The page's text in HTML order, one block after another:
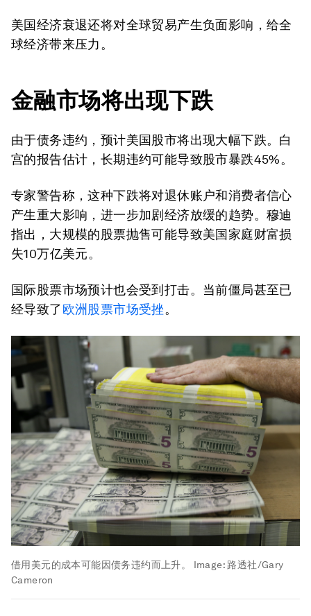
美国经济衰退还将对全球贸易产生负面影响，给全
球经济带来压力。
金融市场将出现下跌
由于债务违约，预计美国股市将出现大幅下跌。白
宫的报告估计，长期违约可能导致股市暴跌45%。
专家警告称，这种下跌将对退休账户和消费者信心
产生重大影响，进一步加剧经济放缓的趋势。穆迪
指出，大规模的股票抛售可能导致美国家庭财富损
失10万亿美元。
国际股票市场预计也会受到打击。当前僵局甚至已
经导致了欧洲股票市场受挫。
借用美元的成本可能因债务违约而上升。 Image: 路透社/Gary
Cameron